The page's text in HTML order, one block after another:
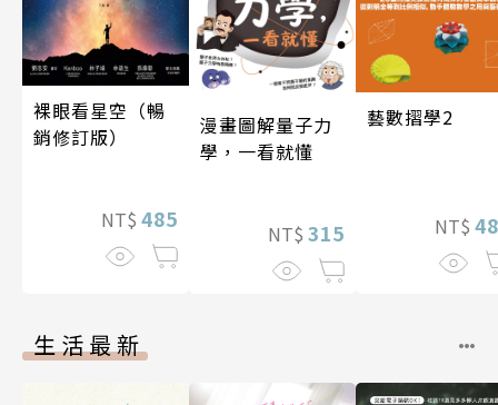
裸眼看星空（暢
銷修訂版）
NT$ 485
漫畫圖解量子力
學，一看就懂
NT$ 315
藝數摺學2
NT$
生活最新